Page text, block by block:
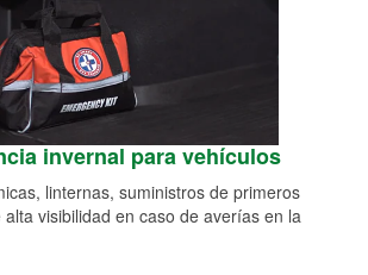
invernal para vehículos
linternas, suministros de primeros
visibilidad en caso de averías en la